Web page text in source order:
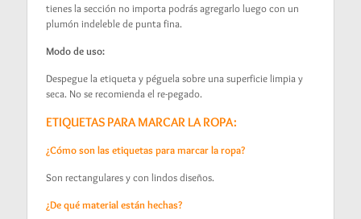
tienes la sección no importa podrás agregarlo luego con un
plumón indeleble de punta fina.
Modo de uso:
Despegue la etiqueta y péguela sobre una superficie limpia y
seca. No se recomienda el re-pegado.
ETIQUETAS PARA MARCAR LA ROPA:
¿Cómo son las etiquetas para marcar la ropa?
Son rectangulares y con lindos diseños.
¿De qué material están hechas?